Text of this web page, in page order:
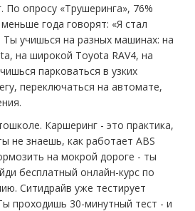
опросу «Трушеринга», 76%
года говорят: «Я стал
Ты учишься на разных машинах: на
на широкой Toyota RAV4, на
парковаться в узких
переключаться на автомате,
Каршеринг - это практика,
не знаешь, как работает ABS
на мокрой дороге - ты
бесплатный онлайн-курс по
Ситидрайв уже тестирует
проходишь 30-минутный тест - и